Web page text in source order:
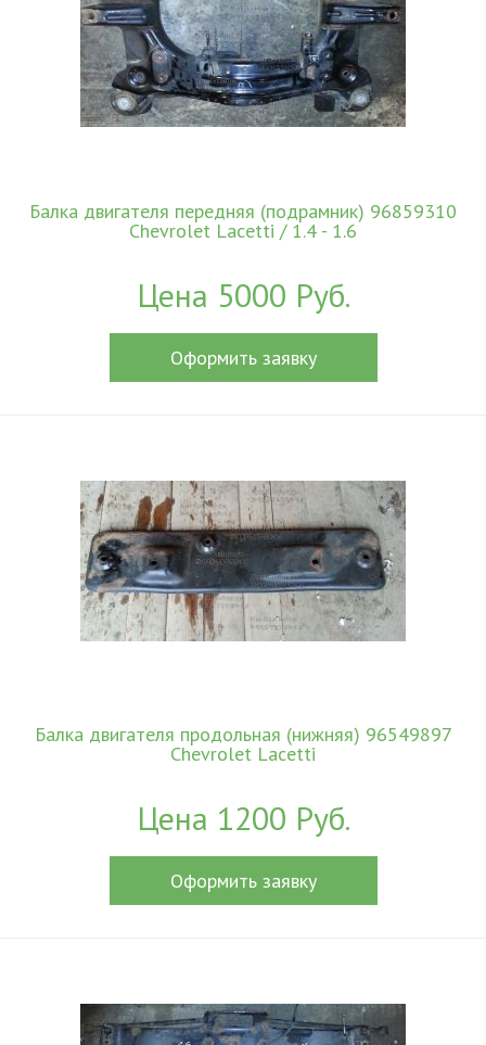
Балка двигателя передняя (подрамник) 96859310
Chevrolet Lacetti / 1.4 - 1.6
Цена 5000 Руб.
Оформить заявку
Балка двигателя продольная (нижняя) 96549897
Chevrolet Lacetti
Цена 1200 Руб.
Оформить заявку